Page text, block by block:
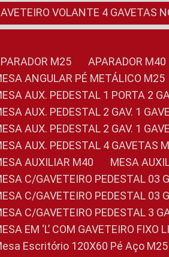
GAVETEIRO VOLANTE 4 GAVETAS
APARADOR M25
APARADOR M40
MESA ANGULAR PÉ METÁLICO M25
MESA AUX. PEDESTAL 1 PORTA 2
MESA AUX. PEDESTAL 2 GAV. 1
MESA AUX. PEDESTAL 2 GAV. 1
MESA AUX. PEDESTAL 4 GAVETAS
MESA AUXILIAR M40
MESA
MESA C/GAVETEIRO PEDESTAL
MESA C/GAVETEIRO PEDESTAL
MESA C/GAVETEIRO PEDESTAL 3
MESA EM ‘L’ COM GAVETEIRO FIXO
Mesa Escritório 120X60 Pé Aço M25